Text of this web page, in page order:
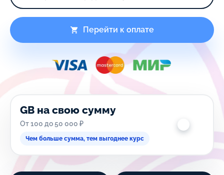
Перейти к оплате
GB на свою сумму
От 100 до 50 000 ₽
Чем больше сумма, тем выгоднее курс